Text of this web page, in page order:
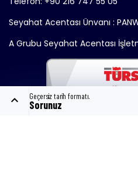
expand_less Geçersiz tarih formatı.
Sorunuz
Seyahat Acentası Ünvanı :
A Grubu Seyahat Acentası